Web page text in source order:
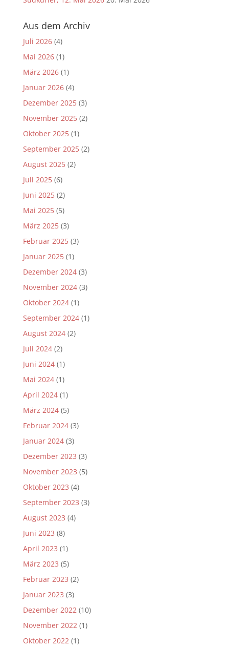
Aus dem Archiv
Juli 2026(4)
Mai 2026(1)
März 2026(1)
Januar 2026(4)
Dezember 2025(3)
November 2025(2)
Oktober 2025(1)
September 2025(2)
August 2025(2)
Juli 2025(6)
Juni 2025(2)
Mai 2025(5)
März 2025(3)
Februar 2025(3)
Januar 2025(1)
Dezember 2024(3)
November 2024(3)
Oktober 2024(1)
September 2024(1)
August 2024(2)
Juli 2024(2)
Juni 2024(1)
Mai 2024(1)
April 2024(1)
März 2024(5)
Februar 2024(3)
Januar 2024(3)
Dezember 2023 (3)
November 2023 (5)
Oktober 2023 (4)
September 2023 (3)
August 2023 (4)
Juni 2023 (8)
April 2023 (1)
März 2023 (5)
Februar 2023 (2)
Januar 2023 (3)
Dezember 2022(10)
November 2022(1)
Oktober 2022(1)